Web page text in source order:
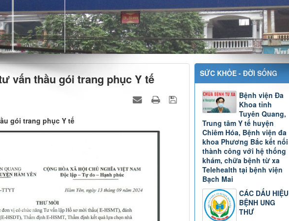
vấn thầu gói trang phục Y tế
gói trang phục Y tế
SỨC KHỎE - ĐỜI SỐNG
Bệnh viện Đa
Khoa tỉnh
Tuyên Quang,
Trung tâm Y tế huyện
Chiêm Hóa, Bệnh viện đa
khoa Phương Bắc kết nối
thành công với hệ thống
khám, chữa bệnh từ xa
Telehealth tại bệnh viện
Bạch Mai
CÁC DẤU HIỆU
BỆNH UNG
THƯ